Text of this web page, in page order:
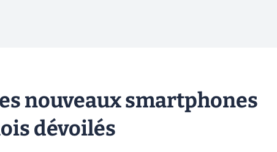
nouveaux smartphones
dévoilés